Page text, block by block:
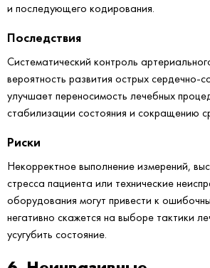
и последующего кодирования.
Последствия
Систематический контроль
вероятность развития острых сердечно-
улучшает переносимость лечебных
стабилизации состояния и сокращению
Риски
Некорректное выполнение измерений,
стресса пациента или технические
оборудования могут привести к
негативно скажется на выборе тактики
усугубить состояние.